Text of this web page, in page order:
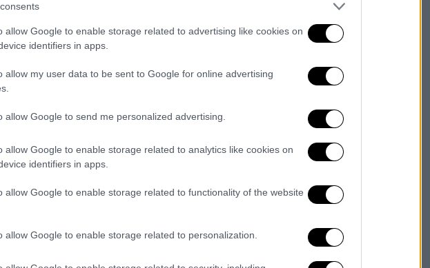
allow Google to enable storage related to advertising like cookies on
identifiers in apps.
allow my user data to be sent to Google for online advertising
allow Google to send me personalized advertising.
allow Google to enable storage related to analytics like cookies on
identifiers in apps.
allow Google to enable storage related to functionality of the website
allow Google to enable storage related to personalization.
που καταγράφεται το τελευταίο
διάστημα αίρει την απομόνωση της
Συρίας στον αραβικό κόσμο
Κόσμος|15.04.2023 22:49
«Χριστός Ανέστη» μέσα στην
βροχή στη Μελβούρνη
Οι πιστοί στη Μελβούρνη δεν
έπεφτε καθ' όλη τη διάρκεια της